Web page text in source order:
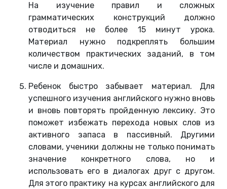
На изучение правил и сложных
грамматических конструкций должно
отводиться не более 15 минут урока.
Материал нужно подкреплять большим
количеством практических заданий, в том
числе и домашних.
Ребенок быстро забывает материал. Для
успешного изучения английского нужно вновь
и вновь повторять пройденную лексику. Это
поможет избежать перехода новых слов из
активного запаса в пассивный. Другими
словами, ученики должны не только понимать
значение конкретного слова, но и
использовать его в диалогах друг с другом.
Для этого практику на курсах английского для